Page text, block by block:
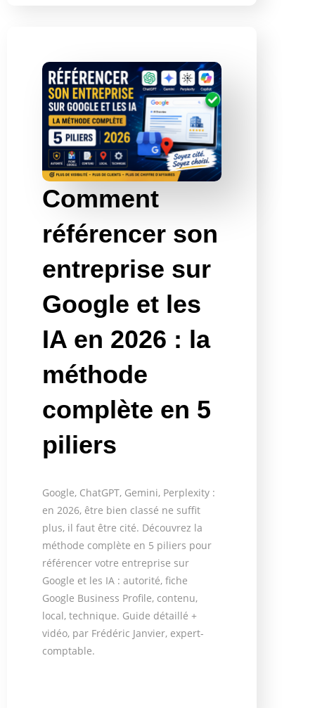
Comment
référencer son
entreprise sur
Google et les
IA en 2026 : la
méthode
complète en 5
piliers
Google, ChatGPT, Gemini, Perplexity :
en 2026, être bien classé ne suffit
plus, il faut être cité. Découvrez la
méthode complète en 5 piliers pour
référencer votre entreprise sur
Google et les IA : autorité, fiche
Google Business Profile, contenu,
local, technique. Guide détaillé +
vidéo, par Frédéric Janvier, expert-
comptable.